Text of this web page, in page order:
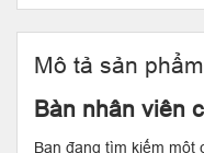
Mô tả sản phẩm
Bàn nhân viên
Bạn đang tìm kiếm một